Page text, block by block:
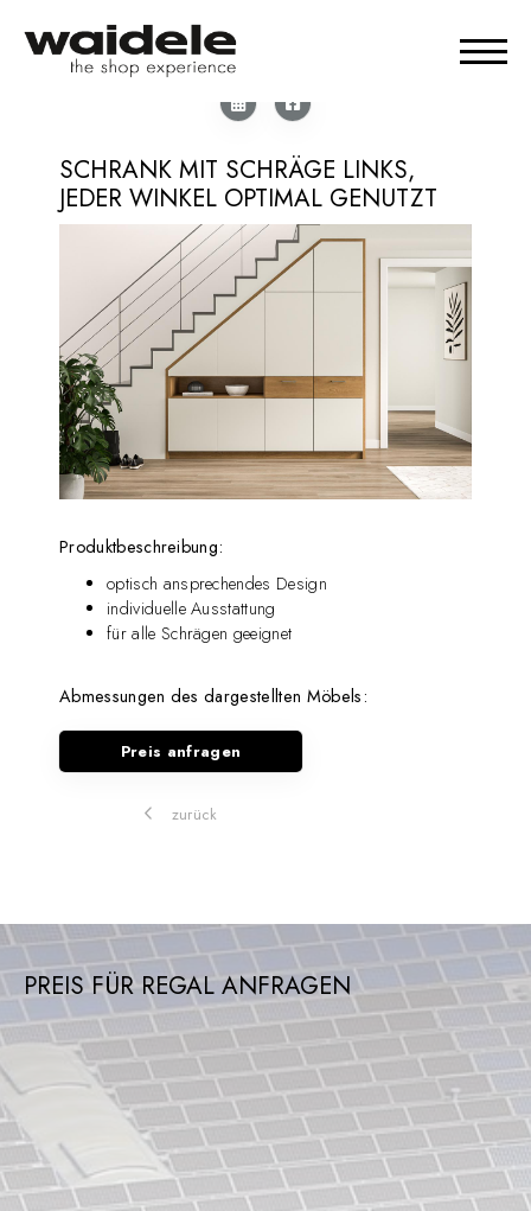
SCHRANK MIT SCHRÄGE LINKS,
JEDER WINKEL OPTIMAL GENUTZT
Produktbeschreibung:
optisch ansprechendes Design
individuelle Ausstattung
für alle Schrägen geeignet
Abmessungen des dargestellten Möbels:
Preis anfragen
zurück
PREIS FÜR REGAL ANFRAGEN